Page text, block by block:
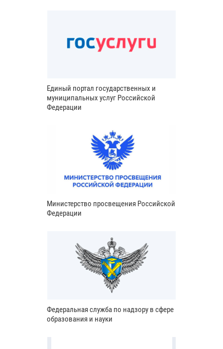
Единый портал государственных и
муниципальных услуг Российской
Федерации
Министерство просвещения Российской
Федерации
Федеральная служба по надзору в сфере
образования и науки